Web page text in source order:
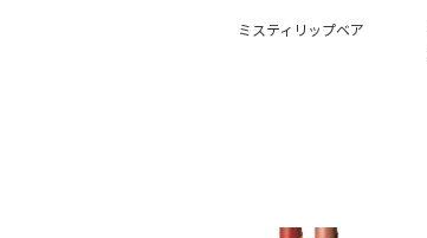
ミスティリップベア